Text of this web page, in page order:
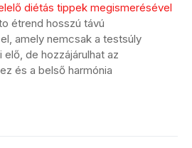
diétás tippek megismerésével
étrend hosszú távú
amely nemcsak a testsúly
de hozzájárulhat az
és a belső harmónia